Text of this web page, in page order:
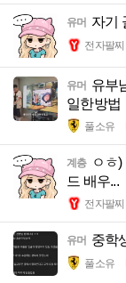
유머 자기
전자팔찌
유머 유부
일한방법
풀소유
계층
ㅇㅎ
드 배우...
전자팔찌
유머 중학
풀소유